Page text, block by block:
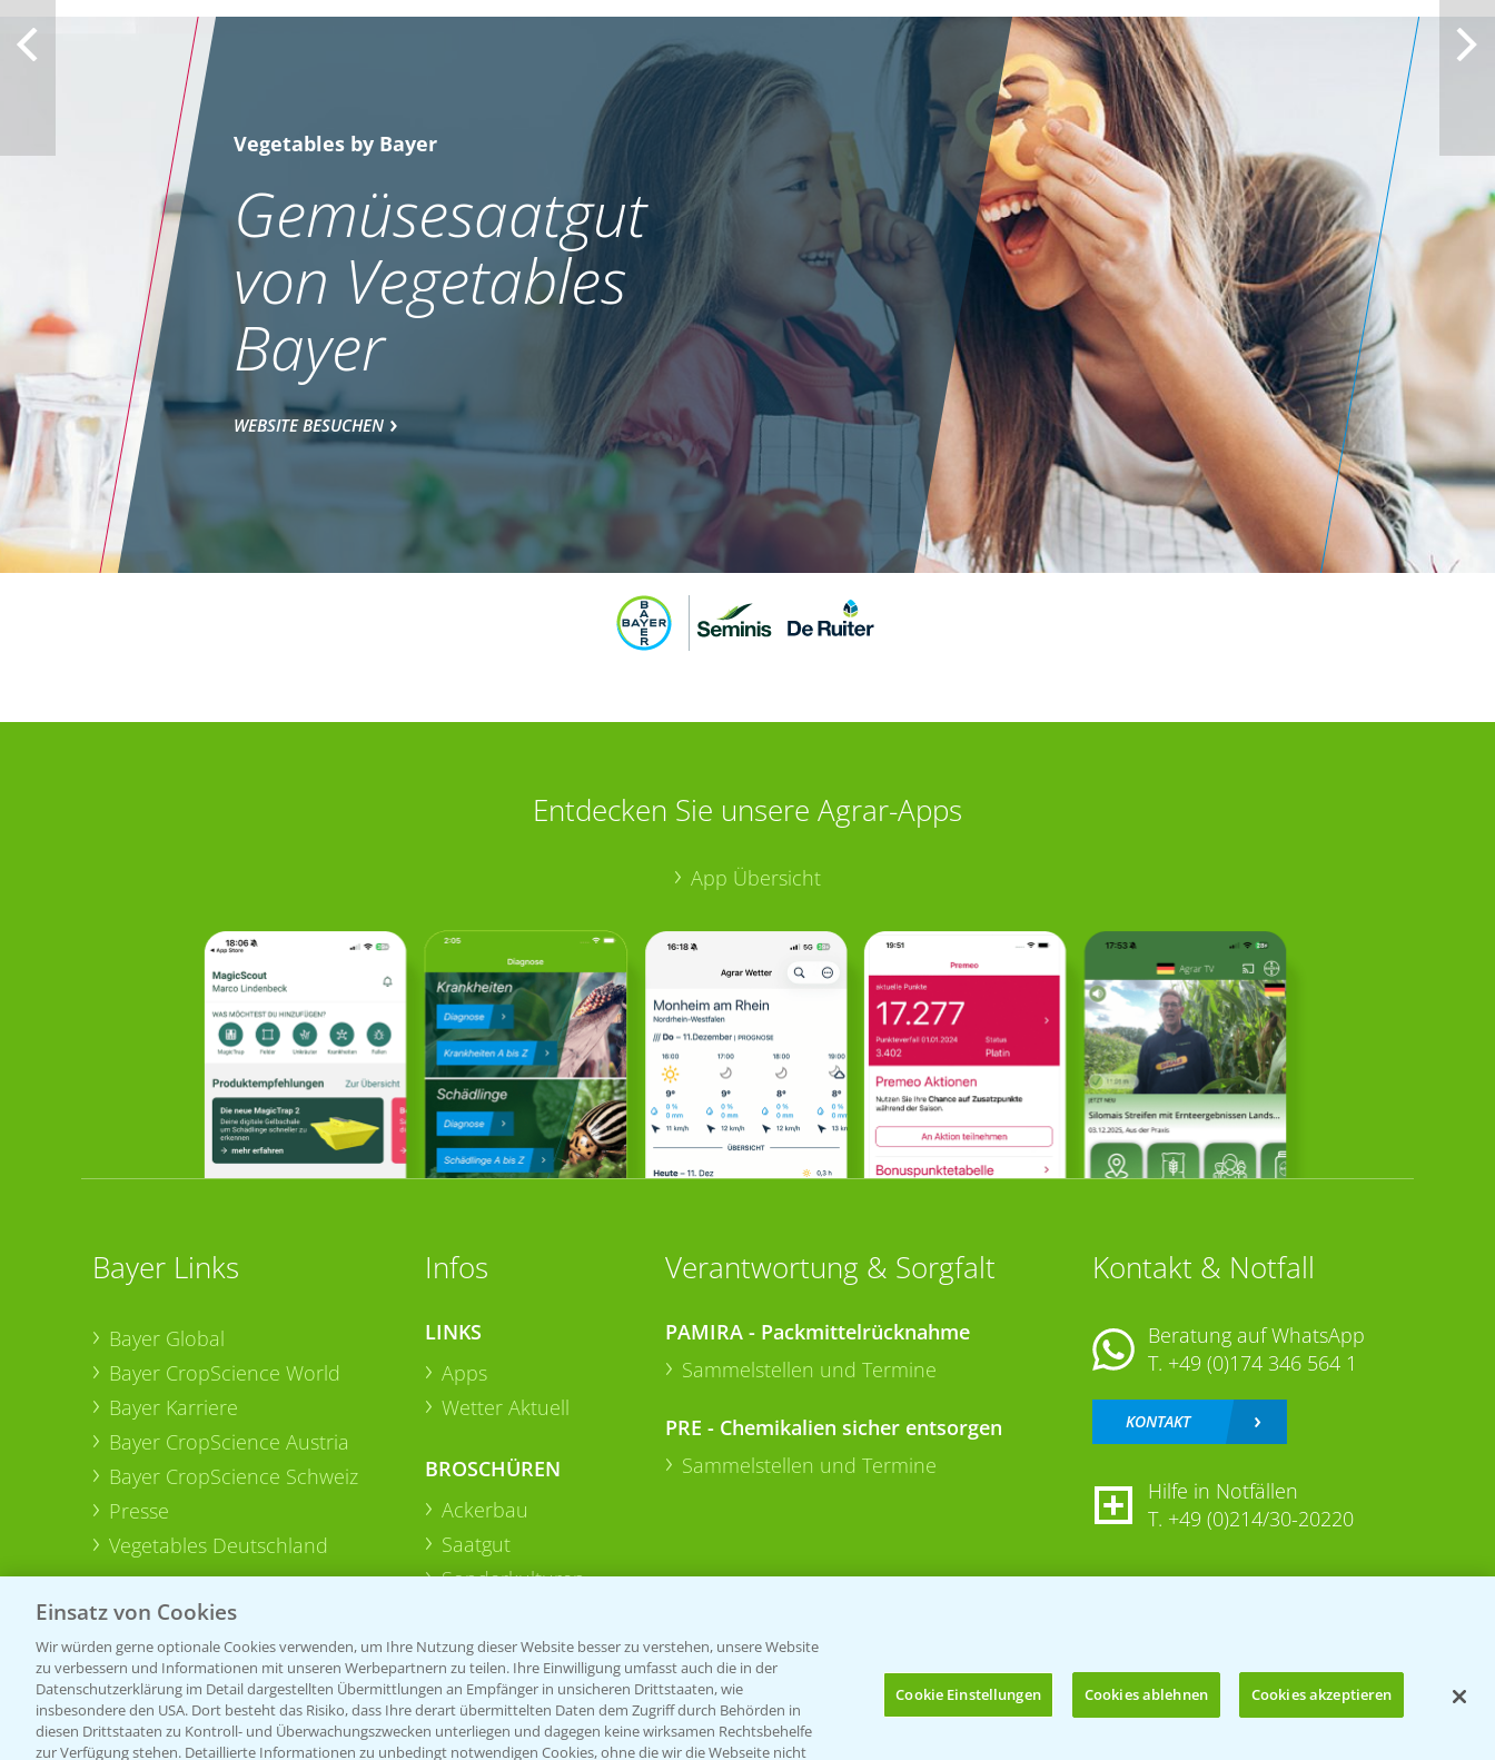
Vegetables by Bayer
Gemüsesaatgut
von Vegetables
Bayer
WEBSITE BESUCHEN
Entdecken Sie unsere Agrar-Apps
App Übersicht
Bayer Links
Bayer Global
Bayer CropScience World
Bayer Karriere
Bayer CropScience Austria
Bayer CropScience Schweiz
Presse
Vegetables Deutschland
Infos
LINKS
Apps
Wetter Aktuell
BROSCHÜREN
Ackerbau
Saatgut
Sonderkulturen
Verantwortung & Sorgfalt
PAMIRA - Packmittelrücknahme
Sammelstellen und Termine
PRE - Chemikalien sicher entsorgen
Sammelstellen und Termine
Kontakt & Notfall
Beratung auf WhatsApp
T. +49 (0)174 346 564 1
KONTAKT
Hilfe in Notfällen
T. +49 (0)214/30-20220
Einsatz von Cookies
Wir würden gerne optionale Cookies verwenden, um Ihre Nutzung dieser Website besser zu verstehen, unsere Website
zu verbessern und Informationen mit unseren Werbepartnern zu teilen. Ihre Einwilligung umfasst auch die in der
Datenschutzerklärung im Detail dargestellten Übermittlungen an Empfänger in unsicheren Drittstaaten, wie
insbesondere den USA. Dort besteht das Risiko, dass Ihre derart übermittelten Daten dem Zugriff durch Behörden in
diesen Drittstaaten zu Kontroll- und Überwachungszwecken unterliegen und dagegen keine wirksamen Rechtsbehelfe
zur Verfügung stehen. Detaillierte Informationen zu unbedingt notwendigen Cookies, ohne die wir die Webseite nicht
Cookie Einstellungen Cookies ablehnen Cookies akzeptieren